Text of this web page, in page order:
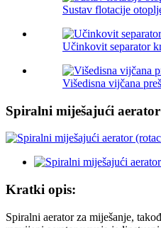
Sustav flotacije
Učinkovit separator
Višedisna vijčana
Spiralni miješajući
Kratki opis:
Spiralni aerator za miješanje,